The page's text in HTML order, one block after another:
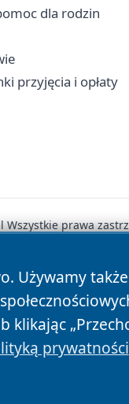
dla rodzin
przyjęcia i opłaty
Używamy
prywatności
prawa
Polityka